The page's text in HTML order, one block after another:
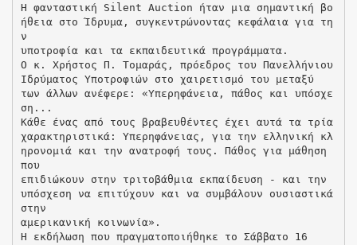
Η φανταστική Silent Auction ήταν μια σημαντική βο
ήθεια στο Ίδρυμα, συγκεντρώνοντας κεφάλαια για τη
ν
υποτροφία και τα εκπαιδευτικά προγράμματα.
Ο κ. Χρήστος Π. Τομαράς, πρόεδρος του Πανελλήνιου
Ιδρύματος Υποτροφιών στο χαιρετισμό του μεταξύ
των άλλων ανέφερε: «Υπερηφάνεια, πάθος και υπόσχε
ση...
Κάθε ένας από τους βραβευθέντες έχει αυτά τα τρία
χαρακτηριστικά: Υπερηφάνειας, για την ελληνική κλ
ηρονομιά και την ανατροφή τους. Πάθος για μάθηση
που
επιδιώκουν στην τριτοβάθμια εκπαίδευση - και την
υπόσχεση να επιτύχουν και να συμβάλουν ουσιαστικά
στην
αμερικανική κοινωνία».
Η εκδήλωση που πραγματοποιήθηκε το Σάββατο 16